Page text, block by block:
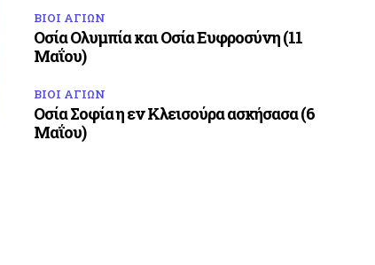
ΒΙΟΙ ΑΓΙΩΝ
Οσία Ολυμπία και Οσία Ευφροσύνη (11
Μαΐου)
ΒΙΟΙ ΑΓΙΩΝ
Οσία Σοφία η εν Κλεισούρα ασκήσασα (6
Μαΐου)